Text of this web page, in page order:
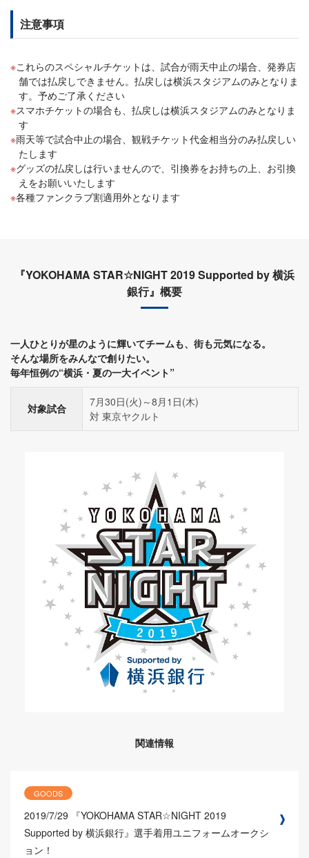
注意事項
これらのスペシャルチケットは、試合が雨天中止の場合、発券店
舗では払戻しできません。払戻しは横浜スタジアムのみとなりま
す。予めご了承ください
スマホチケットの場合も、払戻しは横浜スタジアムのみとなりま
す
雨天等で試合中止の場合、観戦チケット代金相当分のみ払戻しい
たします
グッズの払戻しは行いませんので、引換券をお持ちの上、お引換
えをお願いいたします
各種ファンクラブ割適用外となります
『YOKOHAMA STAR☆NIGHT 2019 Supported by 横浜
銀行』概要
一人ひとりが星のように輝いてチームも、街も元気になる。
そんな場所をみんなで創りたい。
毎年恒例の“横浜・夏の一大イベント”
対象試合
7月30日(火)～8月1日(木)
対 東京ヤクルト
関連情報
GOODS
2019/7/29
『YOKOHAMA STAR☆NIGHT 2019
Supported by 横浜銀行』選手着用ユニフォームオークシ
ョン！